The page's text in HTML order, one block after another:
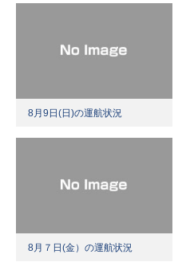
8月9日(日)の運航状況
8月７日(金）の運航状況